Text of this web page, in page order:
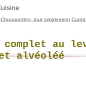
tout simplement
complet au
alvéoléé